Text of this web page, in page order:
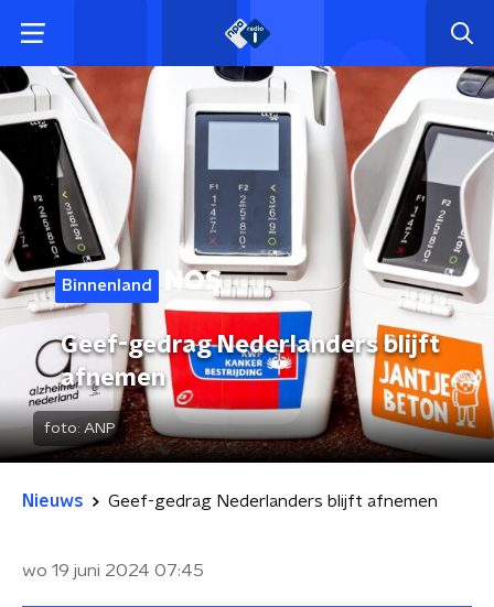
Binnenland
Geef-gedrag Nederlanders blijft
afnemen
foto: ANP
Nieuws Geef-gedrag Nederlanders blijft afnemen
wo 19 juni 2024 07:45